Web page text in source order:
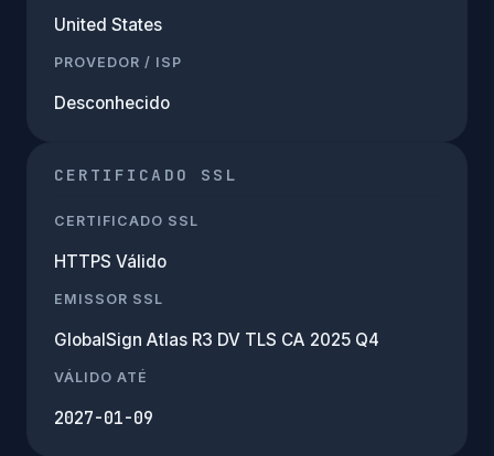
United States
PROVEDOR / ISP
Desconhecido
CERTIFICADO SSL
CERTIFICADO SSL
HTTPS Válido
EMISSOR SSL
GlobalSign Atlas R3 DV TLS CA 2025 Q4
VÁLIDO ATÉ
2027-01-09